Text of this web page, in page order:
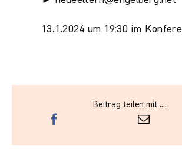
13.1.2024 um 19:30 im
Beitrag teilen mit ....